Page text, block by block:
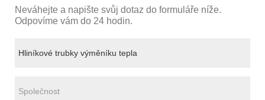
Neváhejte a napište svůj dotaz do formuláře níže.
Odpovíme vám do 24 hodin.